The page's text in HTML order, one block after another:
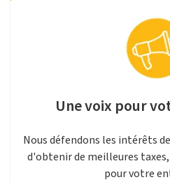
Une voix pour
Nous défendons les intérêts
d'obtenir de meilleures
pour votre